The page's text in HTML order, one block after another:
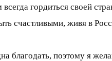
гордиться своей
счастливыми, живя в
благодать, поэтому я